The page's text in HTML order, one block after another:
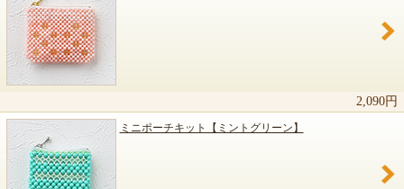
2,090円
ミニポーチキット【ミントグリーン】